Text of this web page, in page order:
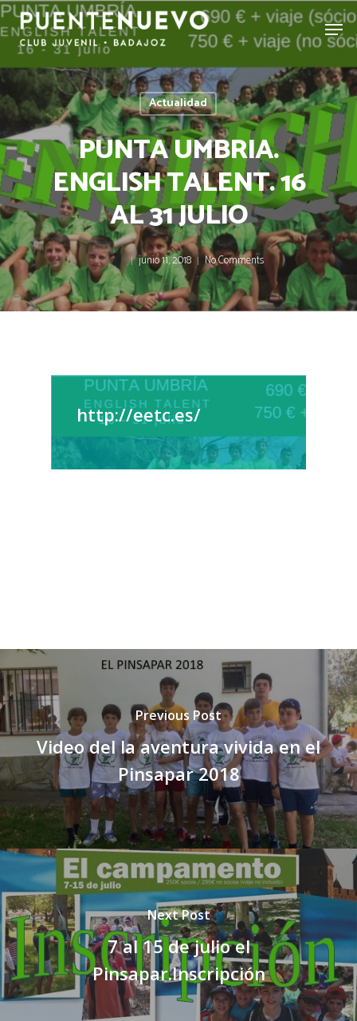
Actualidad
PUNTA UMBRIA.
ENGLISH TALENT. 16
AL 31 JULIO
junio 11, 2018 No Comments
http://eetc.es/
Previous Post
Video del la aventura vivida en el
Pinsapar 2018
Next Post
7 al 15 de julio el
Pinsapar.Inscripción